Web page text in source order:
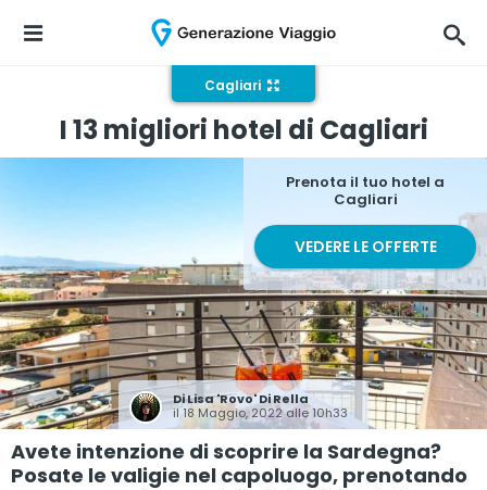
Cagliari
I 13 migliori hotel di Cagliari
DiLisa 'Rovo' Di Rella
il 18 Maggio, 2022 alle 10h33
Prenota il tuo hotel a
Cagliari
VEDERE LE OFFERTE
Avete intenzione di scoprire la Sardegna?
Posate le valigie nel capoluogo, prenotando